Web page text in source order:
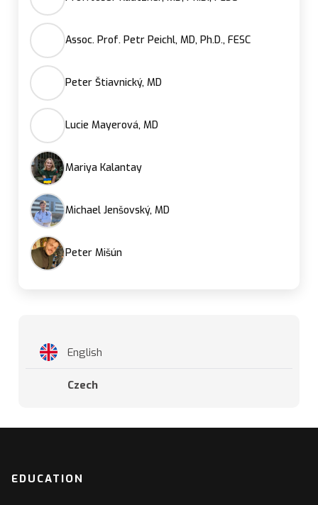
English
Czech
Assoc. Prof. Petr Peichl, MD, Ph.D., FESC
Peter Štiavnický, MD
Lucie Mayerová, MD
Mariya Kalantay
Michael Jenšovský, MD
Peter Mišún
EDUCATION